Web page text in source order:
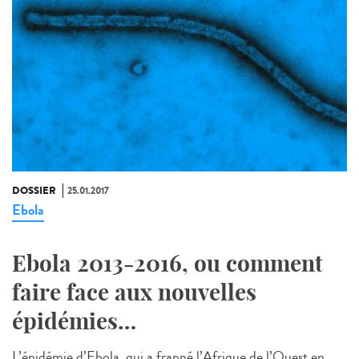
DOSSIER 25.01.2017
Ebola
Ebola 2013-2016, ou comment
faire face aux nouvelles
épidémies…